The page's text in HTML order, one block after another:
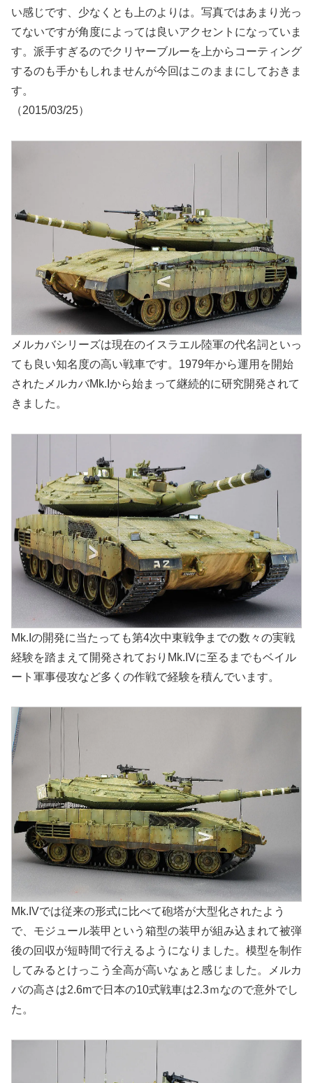
い感じです、少なくとも上のよりは。写真ではあまり光っ
てないですが角度によっては良いアクセントになっていま
す。派手すぎるのでクリヤーブルーを上からコーティング
するのも手かもしれませんが今回はこのままにしておきま
す。
（2015/03/25）
メルカバシリーズは現在のイスラエル陸軍の代名詞といっ
ても良い知名度の高い戦車です。1979年から運用を開始
されたメルカバMk.Iから始まって継続的に研究開発されて
きました。
Mk.Iの開発に当たっても第4次中東戦争までの数々の実戦
経験を踏まえて開発されておりMk.IVに至るまでもベイル
ート軍事侵攻など多くの作戦で経験を積んでいます。
Mk.IVでは従来の形式に比べて砲塔が大型化されたよう
で、モジュール装甲という箱型の装甲が組み込まれて被弾
後の回収が短時間で行えるようになりました。模型を制作
してみるとけっこう全高が高いなぁと感じました。メルカ
バの高さは2.6mで日本の10式戦車は2.3ｍなので意外でし
た。